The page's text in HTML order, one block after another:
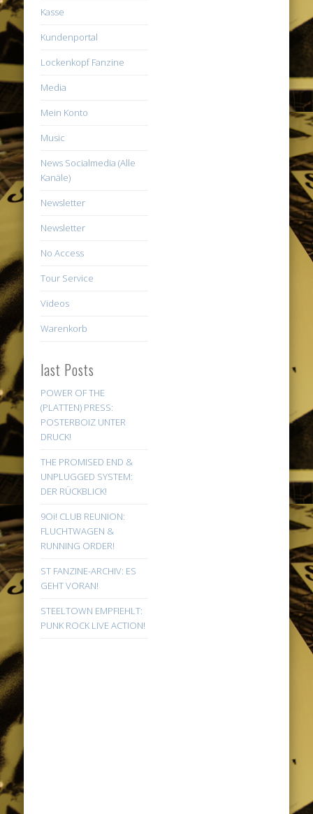
Kasse
Kundenportal
Lockenkopf Fanzine
Media
Mein Konto
Music
News Socialmedia (Alle
Kanäle)
Newsletter
Newsletter
No Access
Tour Service
Videos
Warenkorb
last Posts
POWER OF THE
(PLATTEN) PRESS:
POSTERBOIZ UNTER
DRUCK!
THE PROMISED END &
UNPLUGGED SYSTEM:
DER RÜCKBLICK!
9Oi! CLUB REUNION:
FLUCHTWAGEN &
RUNNING ORDER!
ST FANZINE-ARCHIV: ES
GEHT VORAN!
STEELTOWN EMPFIEHLT:
PUNK ROCK LIVE ACTION!